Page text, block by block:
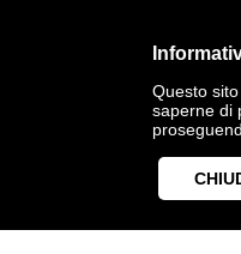
Questo
saperne di